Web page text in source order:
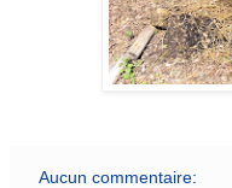
Aucun commentaire: